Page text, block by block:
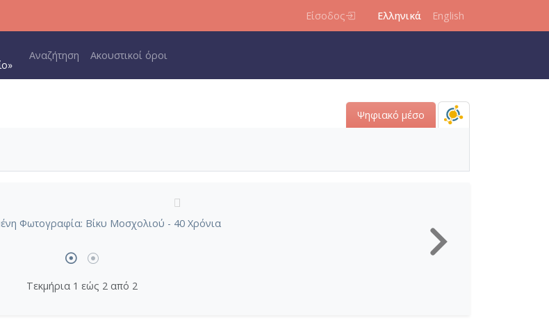
Είσοδος Ελληνικά English
Main navigation
Αναζήτηση Ακουστικοί όροι
Ψηφιακό μέσο
Φωτογραφία: Βίκυ Μοσχολιού - 40 Χρόνια
Τεκμήρια 1 εώς 2 από 2